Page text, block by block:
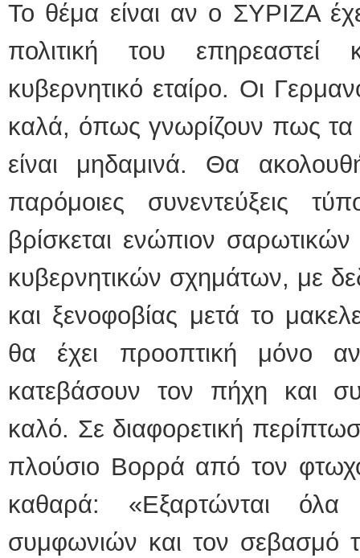
Το θέμα είναι αν ο ΣΥΡΙΖΑ
πολιτική του
κυβερνητικό εταίρο. Οι
καλά, όπως γνωρίζουν πως τα
είναι μηδαμινά. Θα
παρόμοιες συνεντεύξεις
βρίσκεται ενώπιον
κυβερνητικών σχημάτων, με
και ξενοφοβίας μετά το
θα έχει προοπτική μόνο
κατεβάσουν τον πήχη και
καλό. Σε διαφορετική
πλούσιο Βορρά από τον
καθαρά: «Εξαρτώνται
συμφωνιών και τον σεβασμό